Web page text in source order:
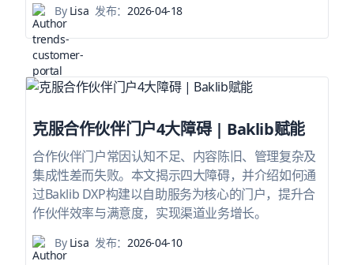
ByLisa 发布：2026-04-18
克服合作伙伴门户4大障碍 | Baklib赋能
合作伙伴门户常因认知不足、内容陈旧、管理复杂及
集成性差而失败。本文揭示四大障碍，并介绍如何通
过Baklib DXP构建以自助服务为核心的门户，提升合
作伙伴效率与满意度，实现渠道业务增长。
ByLisa 发布：2026-04-10